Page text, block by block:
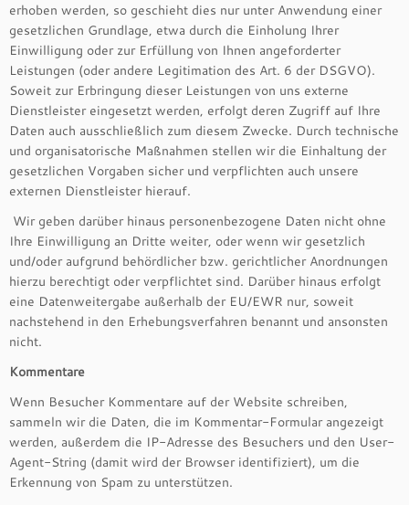
erhoben werden, so geschieht dies nur unter Anwendung einer
gesetzlichen Grundlage, etwa durch die Einholung Ihrer
Einwilligung oder zur Erfüllung von Ihnen angeforderter
Leistungen (oder andere Legitimation des Art. 6 der DSGVO).
Soweit zur Erbringung dieser Leistungen von uns externe
Dienstleister eingesetzt werden, erfolgt deren Zugriff auf Ihre
Daten auch ausschließlich zum diesem Zwecke. Durch technische
und organisatorische Maßnahmen stellen wir die Einhaltung der
gesetzlichen Vorgaben sicher und verpflichten auch unsere
externen Dienstleister hierauf.
Wir geben darüber hinaus personenbezogene Daten nicht ohne
Ihre Einwilligung an Dritte weiter, oder wenn wir gesetzlich
und/oder aufgrund behördlicher bzw. gerichtlicher Anordnungen
hierzu berechtigt oder verpflichtet sind. Darüber hinaus erfolgt
eine Datenweitergabe außerhalb der EU/EWR nur, soweit
nachstehend in den Erhebungsverfahren benannt und ansonsten
nicht.
Kommentare
Wenn Besucher Kommentare auf der Website schreiben,
sammeln wir die Daten, die im Kommentar-Formular angezeigt
werden, außerdem die IP-Adresse des Besuchers und den User-
Agent-String (damit wird der Browser identifiziert), um die
Erkennung von Spam zu unterstützen.